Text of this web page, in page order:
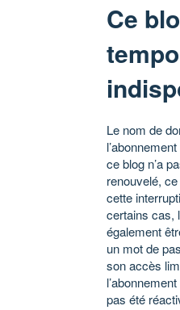
Ce
Le nom de
ce blog n’a
renouvelé,
cette
certains cas,
également
un mot de
son accès
pas été